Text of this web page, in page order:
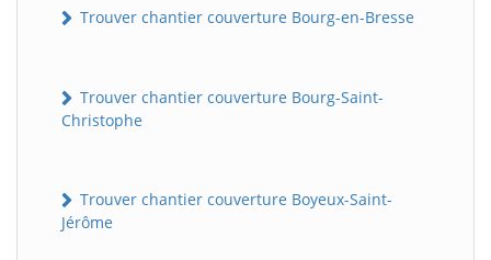
Trouver chantier couverture Bourg-en-Bresse
Trouver chantier couverture Bourg-Saint-
Christophe
Trouver chantier couverture Boyeux-Saint-
Jérôme